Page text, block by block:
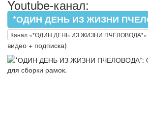
Youtube-канал:
*ОДИН ДЕНЬ ИЗ ЖИЗНИ
Канал «*ОДИН ДЕНЬ ИЗ ЖИЗНИ ПЧЕЛОВОДА*»
видео + подписка)